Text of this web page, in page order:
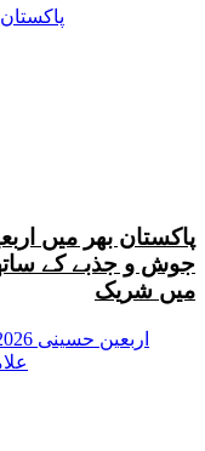
جوش و جذبے کے ساتھ
میں شریک